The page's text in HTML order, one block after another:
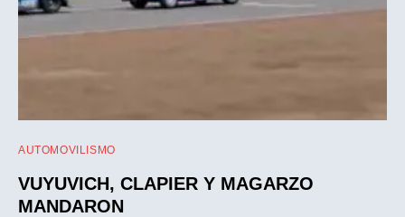
AUTOMOVILISMO
VUYUVICH, CLAPIER Y MAGARZO
MANDARON